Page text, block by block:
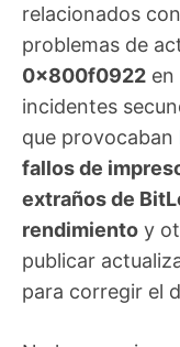
relacionados
problemas de
0x800f0922 en
incidentes
que provocaban
fallos de
extraños de
rendimiento y
publicar
para corregir el